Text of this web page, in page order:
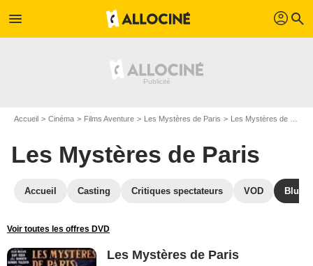
menu profil search
Accueil Cinéma Films Aventure Les Mystères de Paris Les Mystères de Paris en Blu Ray
Les Mystères de Paris
Accueil Casting Critiques spectateurs VOD Blu-
Voir toutes les offres DVD
Les Mystères de Paris